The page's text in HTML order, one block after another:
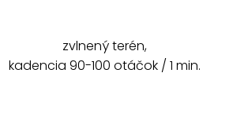
zvlnený terén,
kadencia 90-100 otáčok / 1 min.